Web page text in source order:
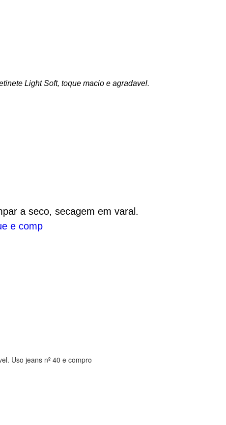
Light Soft, toque macio e agradavel.
a seco, secagem em varal.
e comp
Uso jeans nº 40 e compro